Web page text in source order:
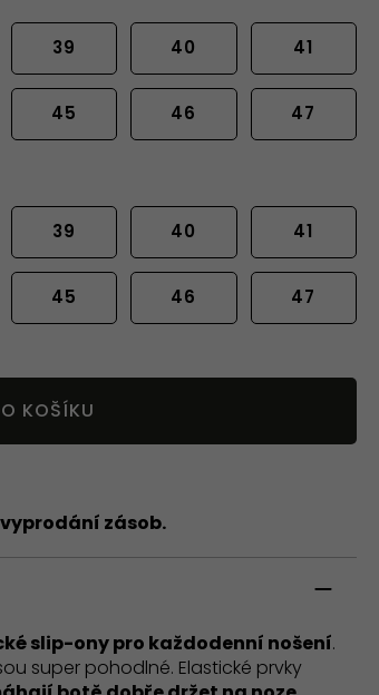
39 40 41
45 46 47
39 40 41
45 46 47
KOŠÍKU
zásob.
slip-ony pro každodenní nošení.
super pohodlné. Elastické prvky